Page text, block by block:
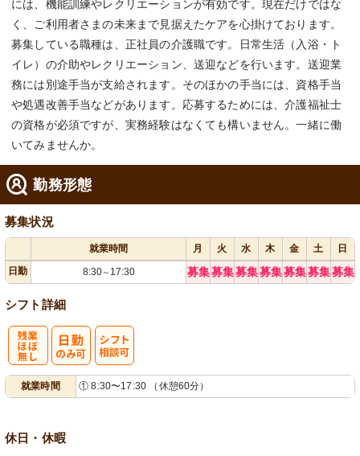
には、機能訓練やレクリエーションが有効です。現在だけではな
く、ご利用者さまの未来まで見据えたケアを心掛けております。
募集している職種は、正社員の介護職です。日常生活（入浴・ト
イレ）の介助やレクリエーション、送迎などを行います。送迎業
務には別途手当が支給されます。そのほかの手当には、資格手当
や処遇改善手当などがあります。応募するためには、介護福祉士
の資格が必須ですが、実務経験はなくても構いません。一緒に働
いてみませんか。
勤務形態
募集状況
就業時間 月 火 水 木 金 土
日
日勤
8:30～ 17:30 募集募集募集募集募集募集募集
シフト詳細
就業時間 ① 8:30〜17:30 （休憩60分）
休日・休暇